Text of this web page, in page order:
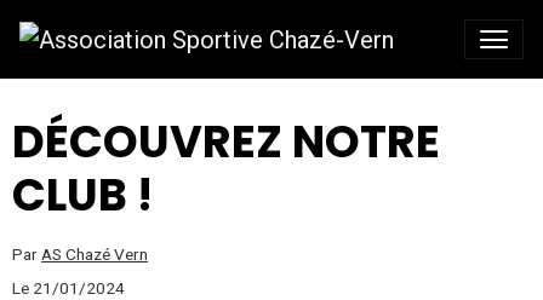
DÉCOUVREZ NOTRE
CLUB !
ParAS Chazé Vern
Le 21/01/2024